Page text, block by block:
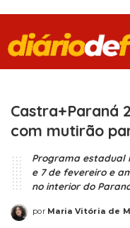
Castra+Paraná
com mutirão
Programa estadual
e 7 de fevereiro e
no interior do
por Maria Vitória de